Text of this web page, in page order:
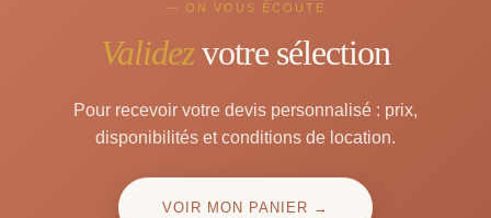
— ON VOUS ÉCOUTE
Validezvotre sélection
Pour recevoir votre devis personnalisé : prix,
disponibilités et conditions de location.
VOIR MON PANIER →